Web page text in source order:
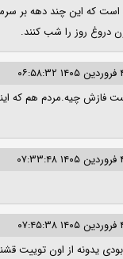
که این چند دهه بر
دروغ روز را شب کنند.
چیه.مردم هم که
یدونه از اون توییت